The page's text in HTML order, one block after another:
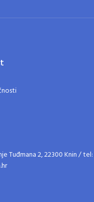
Tuđmana 2, 22300 Knin /